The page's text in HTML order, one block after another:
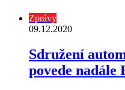
Zprávy
09.12.2020
Sdružení
povede nadále